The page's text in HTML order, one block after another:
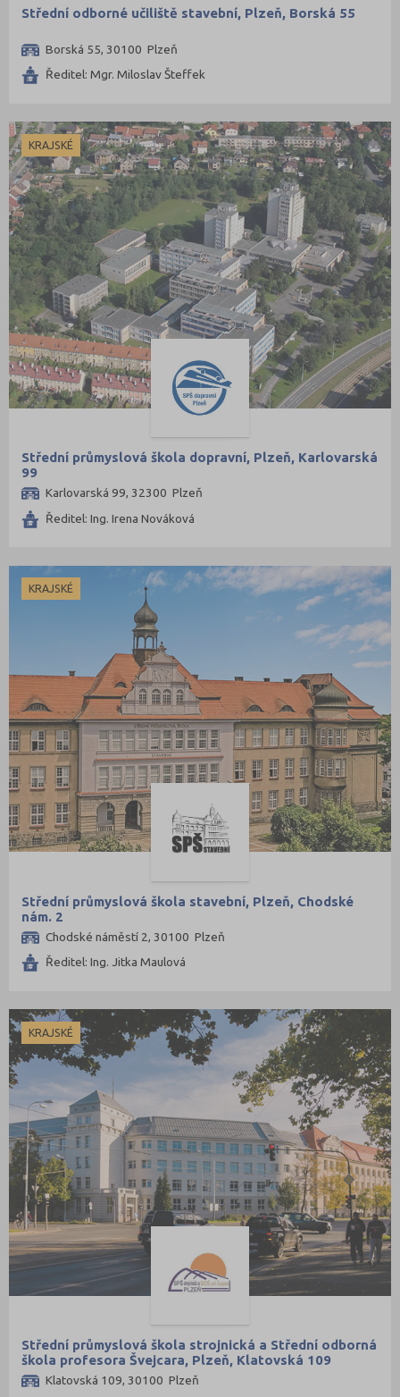
Střední odborné učiliště stavební, Plzeň, Borská 55
Borská 55, 30100 Plzeň
Ředitel: Mgr. Miloslav Šteffek
KRAJSKÉ
Střední průmyslová škola dopravní, Plzeň, Karlovarská
99
Karlovarská 99, 32300 Plzeň
Ředitel: Ing. Irena Nováková
KRAJSKÉ
Střední průmyslová škola stavební, Plzeň, Chodské
nám. 2
Chodské náměstí 2, 30100 Plzeň
Ředitel: Ing. Jitka Maulová
KRAJSKÉ
Střední průmyslová škola strojnická a Střední odborná
škola profesora Švejcara, Plzeň, Klatovská 109
Klatovská 109, 30100 Plzeň